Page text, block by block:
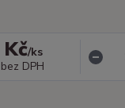
/ks
bez DPH